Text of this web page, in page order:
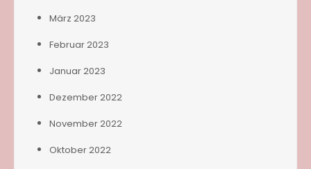
März 2023
Februar 2023
Januar 2023
Dezember 2022
November 2022
Oktober 2022